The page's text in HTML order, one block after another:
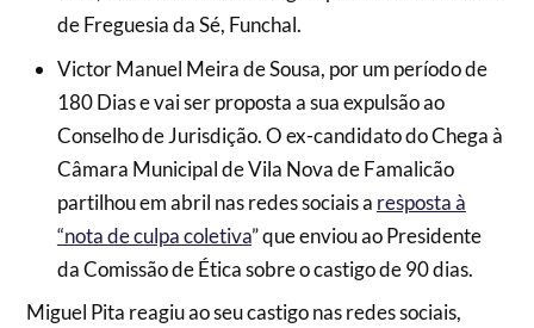
de Freguesia da Sé, Funchal.
Victor Manuel Meira de Sousa, por um período de
180 Dias e vai ser proposta a sua expulsão ao
Conselho de Jurisdição. O ex-candidato do Chega à
Câmara Municipal de Vila Nova de Famalicão
partilhou em abril nas redes sociais a resposta à
“nota de culpa coletiva” que enviou ao Presidente
da Comissão de Ética sobre o castigo de 90 dias.
Miguel Pita reagiu ao seu castigo nas redes sociais,